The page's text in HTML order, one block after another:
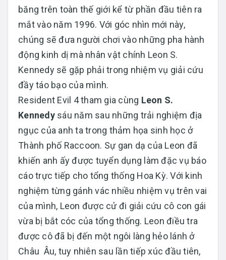
băng trên toàn thế giới kể từ phần đầu tiên ra
mắt vào năm 1996. Với góc nhìn mới này,
chúng sẽ đưa người chơi vào những pha hành
động kinh dị mà nhân vật chính Leon S.
Kennedy sẽ gặp phải trong nhiệm vụ giải cứu
đầy táo bạo của mình.
Resident Evil 4 tham gia cùng Leon S.
Kennedysáu năm sau những trải nghiệm địa
ngục của anh ta trong thảm họa sinh học ở
Thành phố Raccoon. Sự gan dạ của Leon đã
khiến anh ấy được tuyển dụng làm đặc vụ báo
cáo trực tiếp cho tổng thống Hoa Kỳ. Với kinh
nghiệm từng gánh vác nhiều nhiệm vụ trên vai
của mình, Leon được cử đi giải cứu cô con gái
vừa bị bắt cóc của tổng thống. Leon điều tra
được cô đã bị đến một ngôi làng hẻo lánh ở
Châu Âu, tuy nhiên sau lần tiếp xúc đầu tiên,